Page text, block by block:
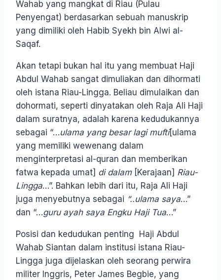
Wahab yang mangkat di Riau (Pulau
Penyengat) berdasarkan sebuah manuskrip
yang dimiliki oleh Habib Syekh bin Alwi al-
Saqaf.
Akan tetapi bukan hal itu yang membuat Haji
Abdul Wahab sangat dimuliakan dan dihormati
oleh istana Riau-Lingga. Beliau dimulaikan dan
dohormati, seperti dinyatakan oleh Raja Ali Haji
dalam suratnya, adalah karena kedudukannya
sebagai “…ulama yang besar lagi mufti[ulama
yang memiliki wewenang dalam
menginterpretasi al-quran dan memberikan
fatwa kepada umat] di dalam [Kerajaan] Riau-
Lingga…”. Bahkan lebih dari itu, Raja Ali Haji
juga menyebutnya sebagai “..ulama saya…”
dan “…guru ayah saya Engku Haji Tua…”
Posisi dan kedudukan penting Haji Abdul
Wahab Siantan dalam institusi istana Riau-
Lingga juga dijelaskan oleh seorang perwira
militer Inggris, Peter James Begbie, yang